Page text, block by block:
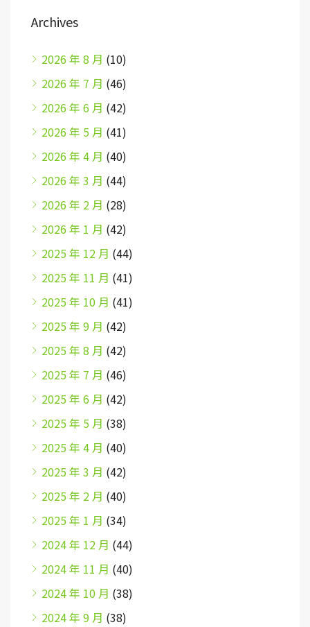
Archives
2026 年 8 月 (10)
2026 年 7 月 (46)
2026 年 6 月 (42)
2026 年 5 月 (41)
2026 年 4 月 (40)
2026 年 3 月 (44)
2026 年 2 月 (28)
2026 年 1 月 (42)
2025 年 12 月 (44)
2025 年 11 月 (41)
2025 年 10 月 (41)
2025 年 9 月 (42)
2025 年 8 月 (42)
2025 年 7 月 (46)
2025 年 6 月 (42)
2025 年 5 月 (38)
2025 年 4 月 (40)
2025 年 3 月 (42)
2025 年 2 月 (40)
2025 年 1 月 (34)
2024 年 12 月 (44)
2024 年 11 月 (40)
2024 年 10 月 (38)
2024 年 9 月 (38)